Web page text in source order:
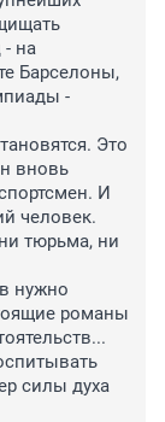
- на
Барселоны,
-
Это
вновь
И
человек.
тюрьма, ни
нужно
романы
силы духа